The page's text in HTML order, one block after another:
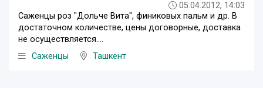
05.04.2012, 14:03
Саженцы роз "Дольче Вита", финиковых пальм и др. В
достаточном количестве, цены договорные, доставка
не осуществляется....
Саженцы
Ташкент